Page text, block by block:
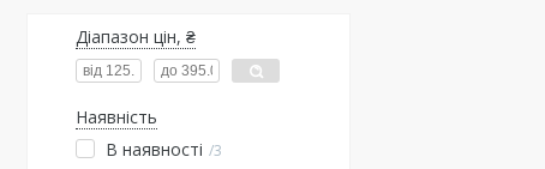
Діапазон цін, ₴
Наявність
В наявності 3